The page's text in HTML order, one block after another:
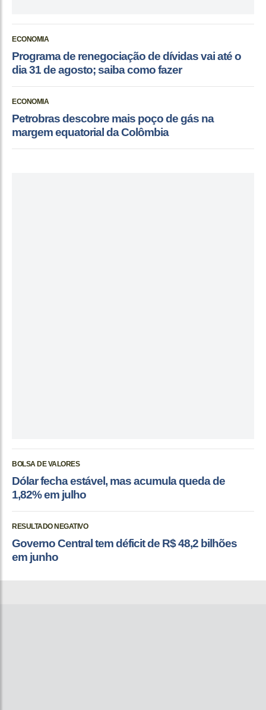
ECONOMIA
Programa de renegociação de dívidas vai até o
dia 31 de agosto; saiba como fazer
ECONOMIA
Petrobras descobre mais poço de gás na
margem equatorial da Colômbia
BOLSA DE VALORES
Dólar fecha estável, mas acumula queda de
1,82% em julho
RESULTADO NEGATIVO
Governo Central tem déficit de R$ 48,2 bilhões
em junho